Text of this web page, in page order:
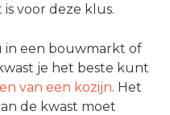
voor deze klus.
een bouwmarkt of
je het beste kunt
van een kozijn. Het
de kwast moet